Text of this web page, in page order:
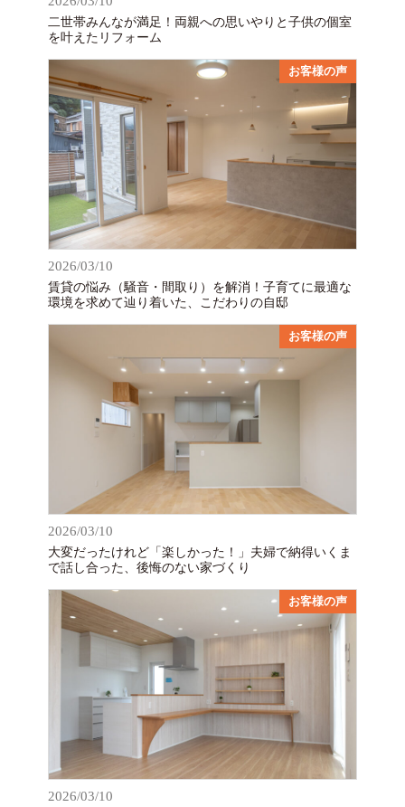
二世帯みんなが満足！両親への思いやりと子供の個室
を叶えたリフォーム
お客様の声
2026/03/10
賃貸の悩み（騒音・間取り）を解消！子育てに最適な
環境を求めて辿り着いた、こだわりの自邸
お客様の声
2026/03/10
大変だったけれど「楽しかった！」夫婦で納得いくま
で話し合った、後悔のない家づくり
お客様の声
2026/03/10